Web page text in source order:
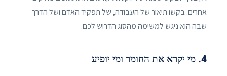
אחרים. בקשו תיאור של העבודה, של תפקיד האדם ושל הדרך
שבה הוא ניגש למשימה מהסוג הדרוש לכם.
4. מי יקרא את החומר ומי יופיע